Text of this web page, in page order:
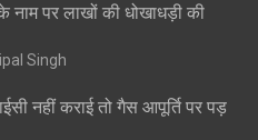
नाम पर लाखों की धोखाधड़ी की
Singh
नहीं कराई तो गैस आपूर्ति पर पड़